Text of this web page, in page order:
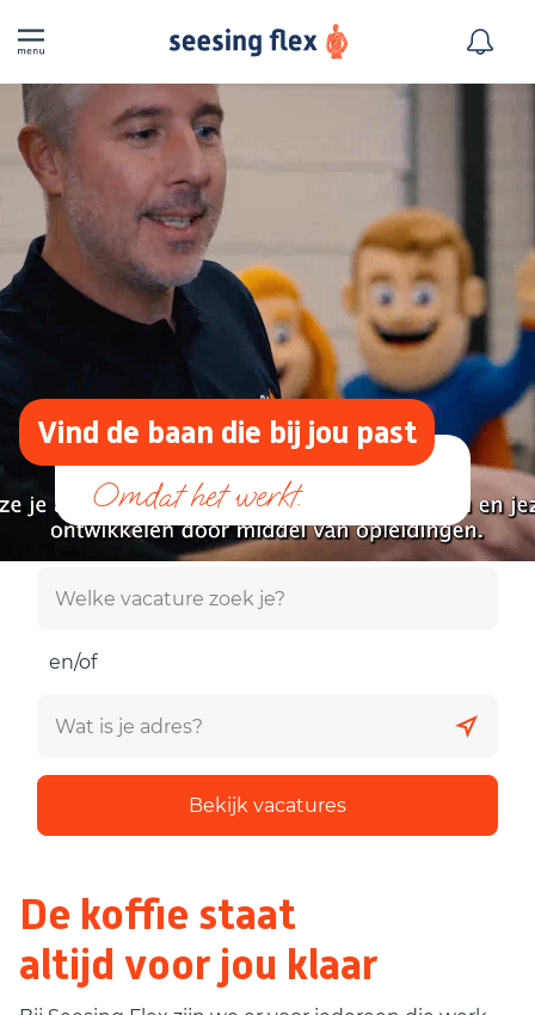
Vind de baan die bij jou past
en/of
Bekijk vacatures
De koffie staat
altijd voor jou klaar